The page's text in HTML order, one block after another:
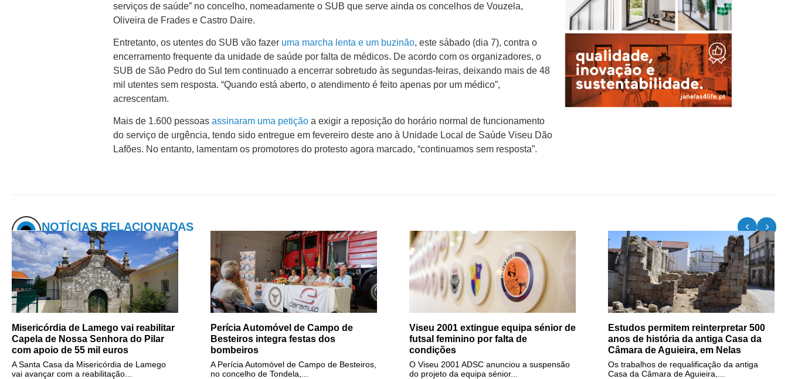
serviços de saúde” no concelho, nomeadamente o SUB que serve ainda os concelhos de Vouzela,
Oliveira de Frades e Castro Daire.
Entretanto, os utentes do SUB vão fazer uma marcha lenta e um buzinão, este sábado (dia 7), contra o
encerramento frequente da unidade de saúde por falta de médicos. De acordo com os organizadores, o
SUB de São Pedro do Sul tem continuado a encerrar sobretudo às segundas-feiras, deixando mais de 48
mil utentes sem resposta. “Quando está aberto, o atendimento é feito apenas por um médico”,
acrescentam.
Mais de 1.600 pessoasassinaram uma petição a exigir a reposição do horário normal de funcionamento
do serviço de urgência, tendo sido entregue em fevereiro deste ano à Unidade Local de Saúde Viseu Dão
Lafões. No entanto, lamentam os promotores do protesto agora marcado, “continuamos sem resposta”.
NOTÍCIAS RELACIONADAS
Misericórdia de Lamego vai reabilitar
Capela de Nossa Senhora do Pilar
com apoio de 55 mil euros
A Santa Casa da Misericórdia de Lamego
vai avançar com a reabilitação...
Perícia Automóvel de Campo de
Besteiros integra festas dos
bombeiros
A Perícia Automóvel de Campo de Besteiros,
no concelho de Tondela,...
Viseu 2001 extingue equipa sénior de
futsal feminino por falta de
condições
O Viseu 2001 ADSC anunciou a suspensão
do projeto da equipa sénior...
Estudos permitem reinterpretar 500
anos de história da antiga Casa da
Câmara de Aguieira, em Nelas
Os trabalhos de requalificação da antiga
Casa da Câmara de Aguieira,...